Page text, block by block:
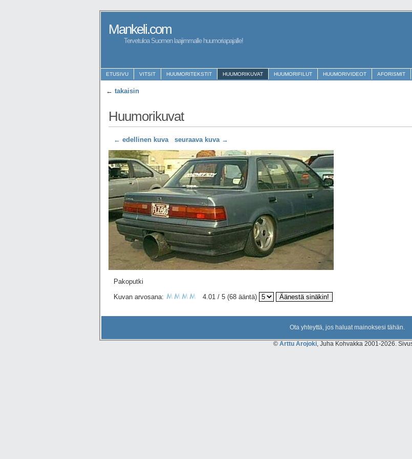
Mankeli.com
Tervetuloa Suomen laajimmalle huumoriapajalle!
ETUSIVU VITSIT HUUMORITEKSTIT HUUMORIKUVAT HUUMORIFILUT HUUMORIVIDEOT AFORISMIT
← takaisin
Huumorikuvat
← edellinen kuva seuraava kuva →
Pakoputki
Kuvan arvosana:
4.01 / 5 (68 ääntä)
Ota yhteyttä, jos haluat mainoksesi tähän.
© Arttu Arojoki , Juha Kohvakka 2001-2026.